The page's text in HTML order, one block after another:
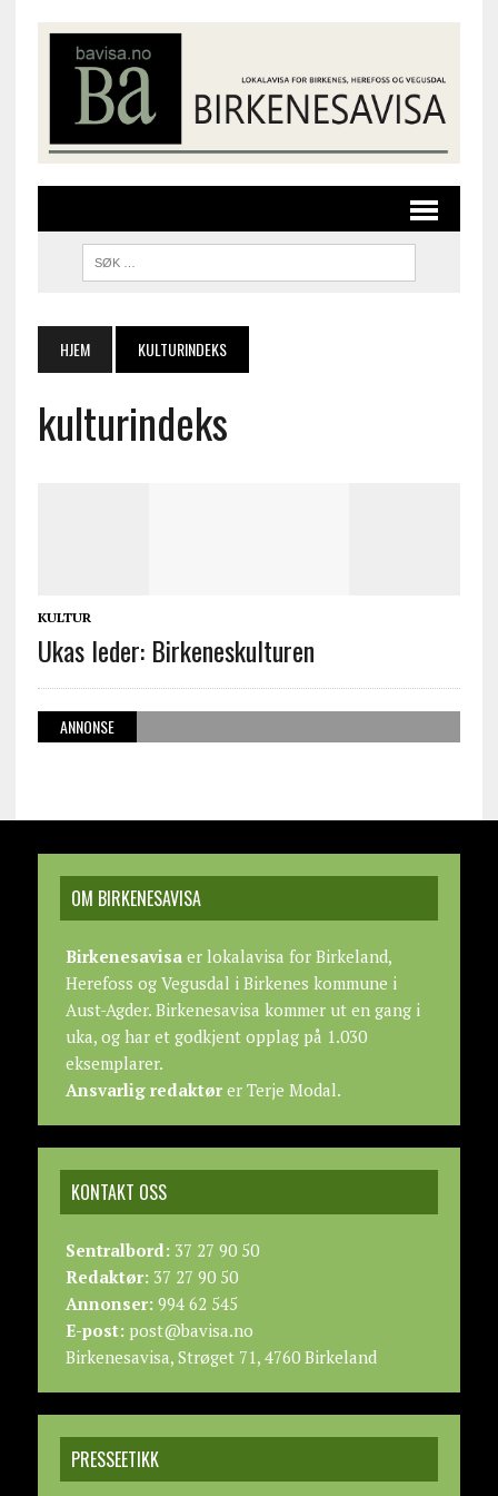
HJEM KULTURINDEKS
kulturindeks
KULTUR
Ukas leder: Birkeneskulturen
ANNONSE
OM BIRKENESAVISA
Birkenesavisaer lokalavisa for Birkeland,
Herefoss og Vegusdal i Birkenes kommune i
Aust-Agder. Birkenesavisa kommer ut en gang i
uka, og har et godkjent opplag på 1.030
eksemplarer.
Ansvarlig redaktører Terje Modal.
KONTAKT OSS
Sentralbord:37 27 90 50
Redaktør:37 27 90 50
Annonser:994 62 545
E-post:post@bavisa.no
Birkenesavisa, Strøget 71, 4760 Birkeland
PRESSEETIKK